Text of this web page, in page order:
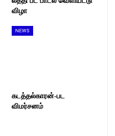
விழா
NEWS
கடத்தல்காரன்-பட
விமர்சனம்